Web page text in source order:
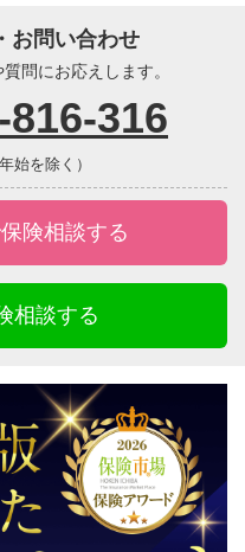
お問い合わせ
問にお応えします。
816-316
始を除く）
険相談する
相談する